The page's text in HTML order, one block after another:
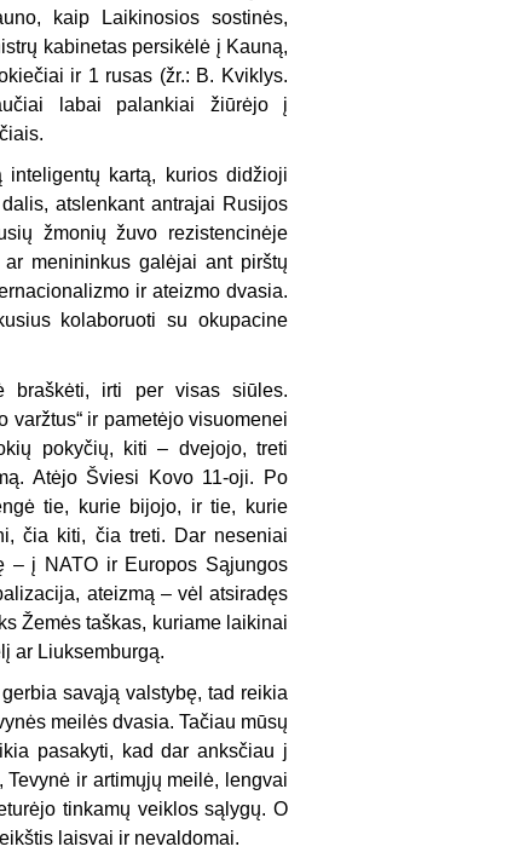
kaip Laikinosios sostinės,
kabinetas persikėlė į Kauną,
ir 1 rusas (žr.: B. Kviklys.
labai palankiai žiūrėjo į
kartą, kurios didžioji
atslenkant antrajai Rusijos
žmonių žuvo rezistencinėje
menininkus galėjai ant pirštų
ir ateizmo dvasia.
kolaboruoti su okupacine
braškėti, irti per visas siūles.
varžtus“ ir pametėjo visuomenei
pokyčių, kiti – dvejojo, treti
Atėjo Šviesi Kovo 11-oji. Po
tie, kurie bijojo, ir tie, kurie
čia kiti, čia treti. Dar neseniai
– į NATO ir Europos Sąjungos
ateizmą – vėl atsiradęs
Žemės taškas, kuriame laikinai
ar Liuksemburgą.
savąją valstybę, tad reikia
meilės dvasia. Tačiau mūsų
pasakyti, kad dar anksčiau j
ir artimųjų meilė, lengvai
tinkamų veiklos sąlygų. O
laisvai ir nevaldomai.